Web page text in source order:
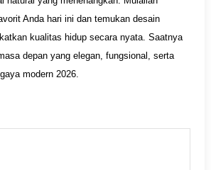
Anda hari ini dan temukan desain
kualitas hidup secara nyata. Saatnya
depan yang elegan, fungsional, serta
modern 2026.